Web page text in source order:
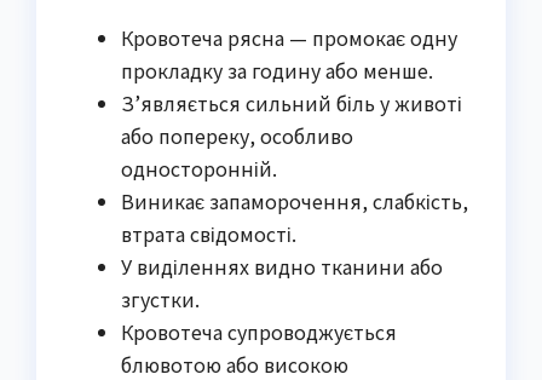
Кровотеча рясна — промокає одну
прокладку за годину або менше.
З’являється сильний біль у животі
або попереку, особливо
односторонній.
Виникає запаморочення, слабкість,
втрата свідомості.
У виділеннях видно тканини або
згустки.
Кровотеча супроводжується
блювотою або високою